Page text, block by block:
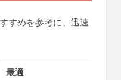
すめを参考に、迅速
最適